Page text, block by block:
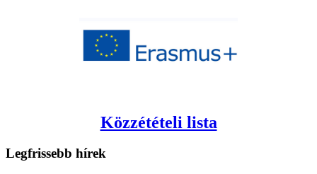
Közzétételi lista
Legfrissebb hírek